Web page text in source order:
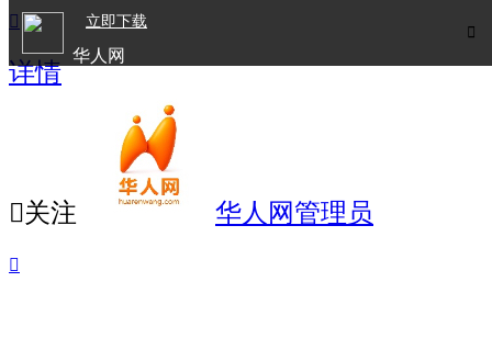

立即下载
华人网

详情
关注 华人网管理员
